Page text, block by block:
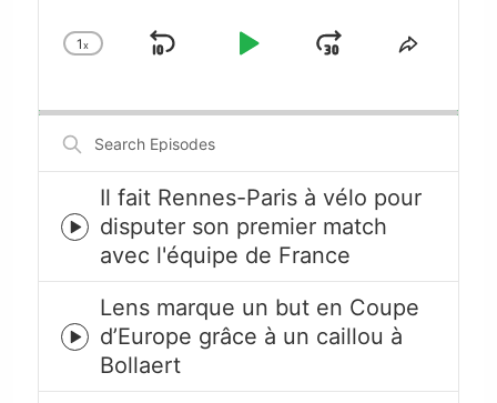
Change
1x
Skip
Play
JumpShare
Search
Episodes
Episode
play
icon
Il fait Rennes-Paris à vélo pour
disputer son premier match
avec l'équipe de France
Episode
play
icon
Lens marque un but en Coupe
d’Europe grâce à un caillou à
Bollaert